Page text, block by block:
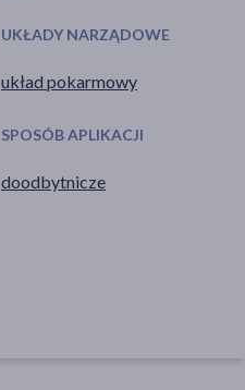
UKŁADY NARZĄDOWE
układ pokarmowy
SPOSÓB APLIKACJI
doodbytnicze